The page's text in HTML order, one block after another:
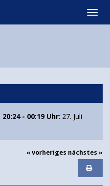
- 00:19 Uhr: 27. Juli
« vorheriges nächstes »